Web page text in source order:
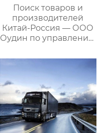
Поиск товаров и
производителей
Китай-Россия — ООО
Оудин по управлению
цепями поставок